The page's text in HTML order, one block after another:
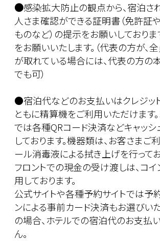
●感染拡大防止の観点から、宿泊さ
人さま確認ができる証明書（免許証
ものなど）の提示をお願いしておりま
をお願いいたします。（代表の方が、
が取れている場合には、代表の方の
でも可）
●宿泊代などのお支払いはクレジッ
ともに精算機をご利用いただけます
では各種QRコード決済などキャッシ
しております。機器類は、お客さまご
ール消毒液による拭き上げを行ってお
フロントでの現金の受け渡しは、コイ
用しております。
公式サイトや各種予約サイトでは予
ンによる事前カード決済もお選びい
の場合、ホテルでの宿泊代のお支払
ん。